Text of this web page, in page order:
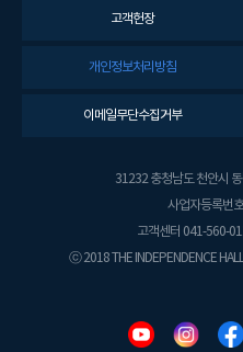
고객헌장
개인정보처리방침
이메일무단수집거부
31232 충청남도 천안시
사업자등록번
고객센터 041-560-
ⓒ 2018 THE INDEPENDENCE